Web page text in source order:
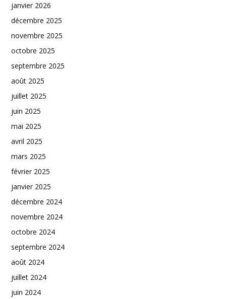
janvier 2026
décembre 2025
novembre 2025
octobre 2025
septembre 2025
août 2025
juillet 2025
juin 2025
mai 2025
avril 2025
mars 2025
février 2025
janvier 2025
décembre 2024
novembre 2024
octobre 2024
septembre 2024
août 2024
juillet 2024
juin 2024